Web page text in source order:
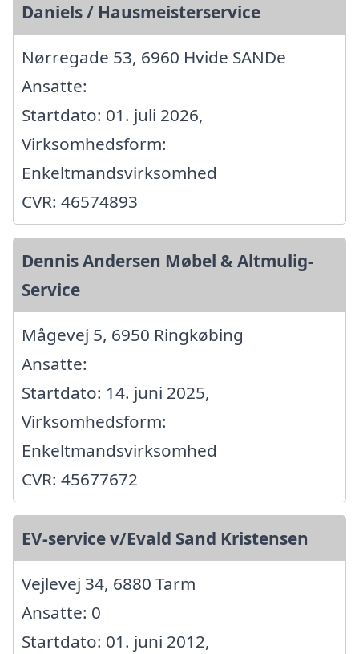
Daniels / Hausmeisterservice
Nørregade 53, 6960 Hvide SANDe
Ansatte:
Startdato: 01. juli 2026,
Virksomhedsform:
Enkeltmandsvirksomhed
CVR: 46574893
Dennis Andersen Møbel & Altmulig-
Service
Mågevej 5, 6950 Ringkøbing
Ansatte:
Startdato: 14. juni 2025,
Virksomhedsform:
Enkeltmandsvirksomhed
CVR: 45677672
EV-service v/Evald Sand Kristensen
Vejlevej 34, 6880 Tarm
Ansatte: 0
Startdato: 01. juni 2012,